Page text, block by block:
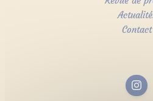
Contact